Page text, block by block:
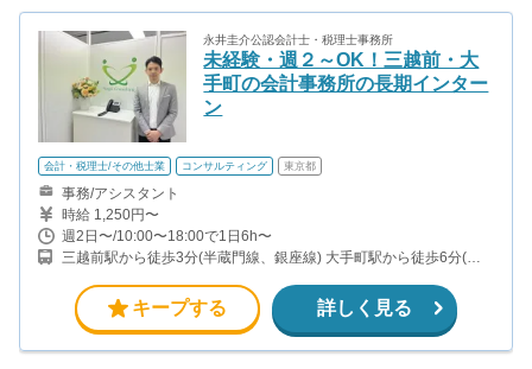
永井圭介公認会計士・税理士事務所
未経験・週２～OK！三越前・大
手町の会計事務所の長期インター
ン
会計・税理士/その他士業 コンサルティング 東京都
事務/アシスタント
時給 1,250円〜
週2日〜/10:00〜18:00で1日6h〜
三越前駅から徒歩3分(半蔵門線、銀座線) 大手町駅から徒歩6分(千
分(総武線) 神田駅から徒歩6分(山手線、中央線、京浜東北線、銀座
線)
キープする 詳しく見る